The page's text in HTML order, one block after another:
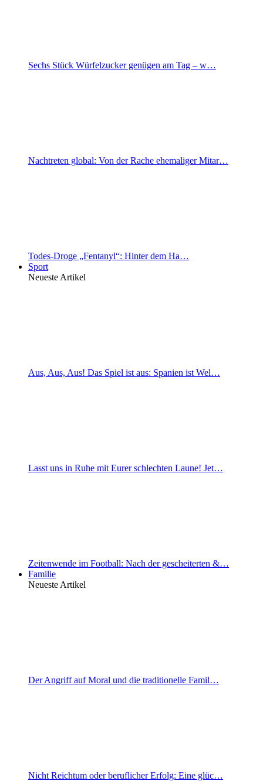
Sechs Stück Würfelzucker genügen am Tag – w…
Nachtreten global: Von der Rache ehemaliger Mitar…
Todes-Droge „Fentanyl“: Hinter dem Ha…
Sport
Neueste Artikel
Aus, Aus, Aus! Das Spiel ist aus: Spanien ist Wel…
Lasst uns in Ruhe mit Eurer schlechten Laune! Jet…
Zeitenwende im Football: Nach der gescheiterten &…
Familie
Neueste Artikel
Der Angriff auf Moral und die traditionelle Famil…
Nicht Reichtum oder beruflicher Erfolg: Eine glüc…